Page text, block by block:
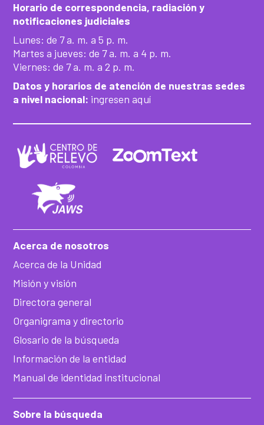
Horario de correspondencia, radiación y
notificaciones judiciales
Lunes: de 7 a. m. a 5 p. m.
Martes a jueves: de 7 a. m. a 4 p. m.
Viernes: de 7 a. m. a 2 p. m.
Datos y horarios de atención de nuestras sedes
a nivel nacional: ingresen aquí
Acerca de nosotros
Acerca de la Unidad
Misión y visión
Directora general
Organigrama y directorio
Glosario de la búsqueda
Información de la entidad
Manual de identidad institucional
Sobre la búsqueda